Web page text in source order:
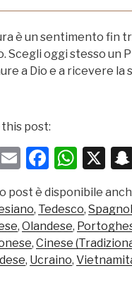
è un sentimento fin
Scegli oggi stesso un
a Dio e a ricevere la
post:
E
m
ail
F
c
e
b
o
W
at
s
A
p
X
post è disponibile
Tedesco
Olandese
Cinese
Ucraino